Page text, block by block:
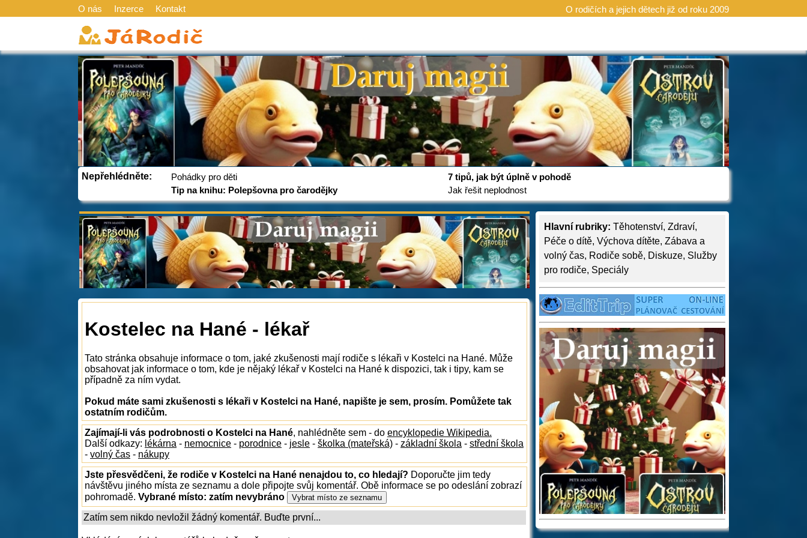
O nás Inzerce Kontakt O rodičích a jejich dětech již od roku 2009
Nepřehlédněte:
Pohádky pro děti
Tip na knihu: Polepšovna pro čarodějky
7 tipů, jak být úplně v pohodě
Jak řešit neplodnost
Hlavní rubriky: Těhotenství, Zdraví,
Péče o dítě, Výchova dítěte, Zábava a
volný čas, Rodiče sobě, Diskuze, Služby
pro rodiče, Speciály
Kostelec na Hané - lékař
Tato stránka obsahuje informace o tom, jaké zkušenosti mají rodiče s lékaři v Kostelci na Hané. Může
obsahovat jak informace o tom, kde je nějaký lékař v Kostelci na Hané k dispozici, tak i tipy, kam se
případně za ním vydat.
Pokud máte sami zkušenosti s lékaři v Kostelci na Hané, napište je sem, prosím. Pomůžete tak
ostatním rodičům.
Zajímají-li vás podrobnosti o Kostelci na Hané, nahlédněte sem - do encyklopedie Wikipedia.
Další odkazy: lékárna - nemocnice - porodnice - jesle - školka (mateřská) - základní škola - střední škola
- volný čas - nákupy
Jste přesvědčeni, že rodiče v Kostelci na Hané nenajdou to, co hledají? Doporučte jim tedy
návštěvu jiného místa ze seznamu a dole připojte svůj komentář. Obě informace se po odeslání zobrazí
pohromadě. Vybrané místo: zatím nevybráno
Zatím sem nikdo nevložil žádný komentář. Buďte první...